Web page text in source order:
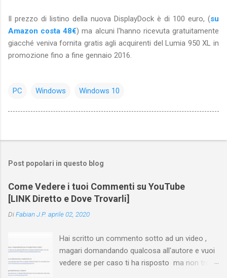
Il prezzo di listino della nuova DisplayDock è di 100 euro, (su
Amazon costa 48€) ma alcuni l'hanno ricevuta gratuitamente
giacché veniva fornita gratis agli acquirenti del Lumia 950 XL in
promozione fino a fine gennaio 2016.
PC Windows Windows 10
Post popolari in questo blog
Come Vedere i tuoi Commenti su YouTube
[LINK Diretto e Dove Trovarli]
DiFabian J.P. aprile 02, 2020
Hai scritto un commento sotto ad un video ,
magari domandando qualcosa all'autore e vuoi
vedere se per caso ti ha risposto ma non trovi